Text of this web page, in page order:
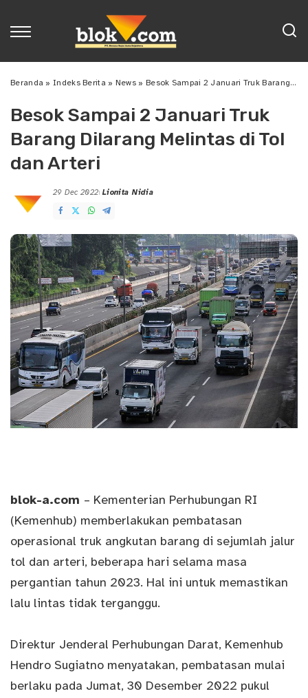
Beranda »Indeks Berita » News » Besok Sampai 2 Januari Truk Barang Dilarang Melintas di Tol dan Arteri
Besok Sampai 2 Januari Truk
Barang Dilarang Melintas di Tol
dan Arteri
29 Dec 2022
Posted
by
Lionita Nidia
blok-a.com – Kementerian Perhubungan RI
(Kemenhub) memberlakukan pembatasan
operasional truk angkutan barang di sejumlah jalur
tol dan arteri, beberapa hari selama masa
pergantian tahun 2023. Hal ini untuk memastikan
lalu lintas tidak terganggu.
Direktur Jenderal Perhubungan Darat, Kemenhub
Hendro Sugiatno menyatakan, pembatasan mulai
berlaku pada Jumat, 30 Desember 2022 pukul